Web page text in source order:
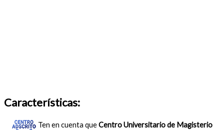
Características:
Ten en cuenta queCentro Universitario de Magisterio